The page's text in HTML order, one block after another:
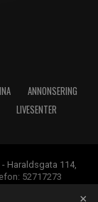
ANNONSERING
LIVESENTER
Haraldsgata 114,
52717273
×